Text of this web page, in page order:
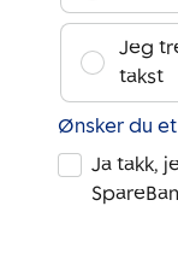
Jeg
takst
Ønsker du
Ja takk,